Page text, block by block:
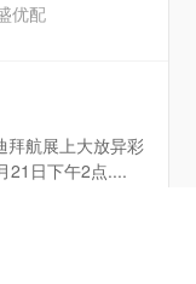
优配
拜航展上大放异彩
21日下午2点....